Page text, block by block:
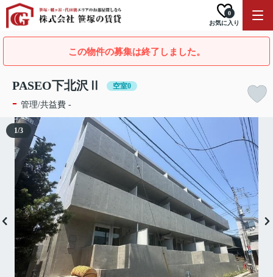
お気に入り
0
この物件の募集は終了しました。
PASEO下北沢Ⅱ 空室0
- 管理/共益費 -
1/3